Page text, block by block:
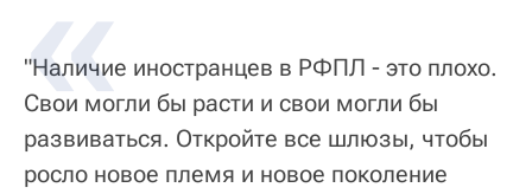
"Наличие иностранцев в РФПЛ - это плохо.
Свои могли бы расти и свои могли бы
развиваться. Откройте все шлюзы, чтобы
росло новое племя и новое поколение